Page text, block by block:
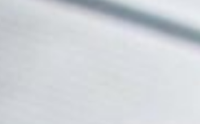
BIZNES I USŁUGI